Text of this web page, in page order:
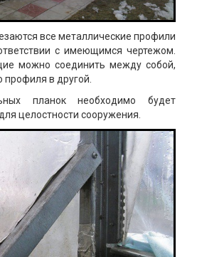
все металлические профили
с имеющимся чертежом.
можно соединить между собой,
профиля в другой.
планок необходимо будет
целостности сооружения.